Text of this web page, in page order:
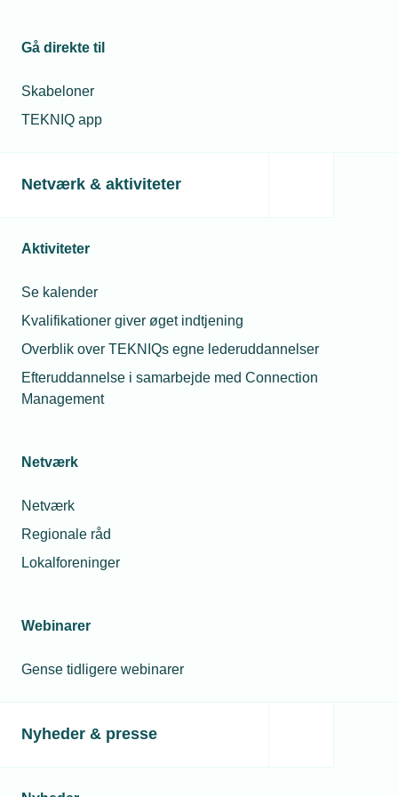
Gå direkte til
Skabeloner
TEKNIQ app
Netværk & aktiviteter
Aktiviteter
Se kalender
Kvalifikationer giver øget indtjening
Overblik over TEKNIQs egne lederuddannelser
Efteruddannelse i samarbejde med Connection
Management
Netværk
Netværk
Regionale råd
Lokalforeninger
Webinarer
Gense tidligere webinarer
Nyheder & presse
Energipriser
Pas på energilånet
25. nov. 2022
Se top 3 over mest oplagte
Relaterede nyheder